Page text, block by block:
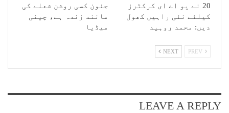
20 نے یو اے ای کرکٹرز
کیلئے نئی راہیں کھول
دیں: محمد روہید
جنون کسی روشن شعلے کی
مانند زندہ ہے، چینی
میڈیا
NEXT
LEAVE A REPLY